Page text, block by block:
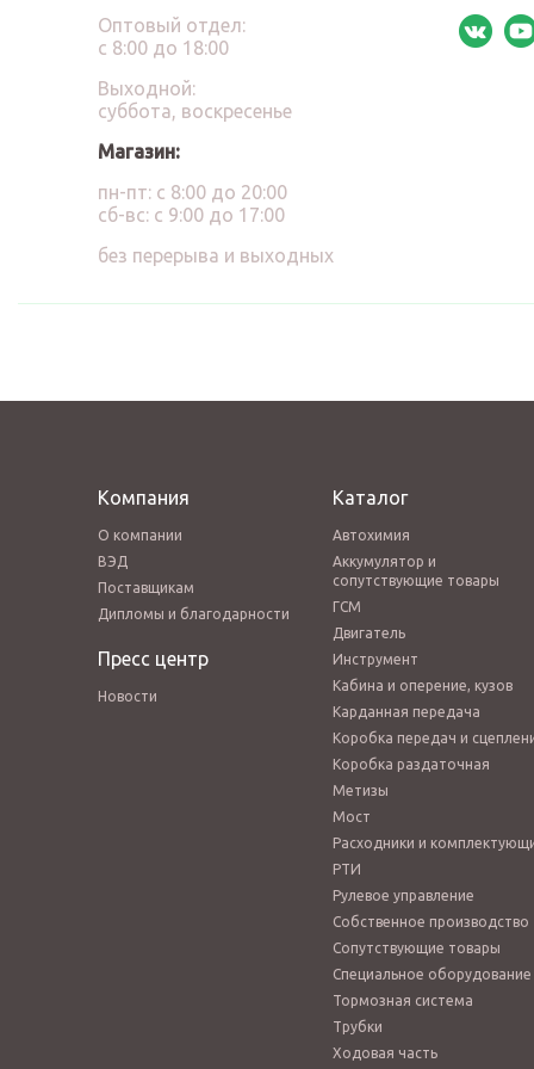
Оптовый отдел:
с 8:00 до 18:00
Выходной:
суббота, воскресенье
Магазин:
пн-пт: с 8:00 до 20:00
сб-вс: с 9:00 до 17:00
без перерыва и выходных
Компания
О компании
ВЭД
Поставщикам
Дипломы и благодарности
Пресс центр
Новости
Каталог
Автохимия
Аккумулятор и
сопутствующие товары
ГСМ
Двигатель
Инструмент
Кабина и оперение, кузов
Карданная передача
Коробка передач и
Коробка раздаточная
Метизы
Мост
Расходники и
РТИ
Рулевое управление
Собственное производство
Сопутствующие товары
Специальное оборудование
Тормозная система
Трубки
Ходовая часть